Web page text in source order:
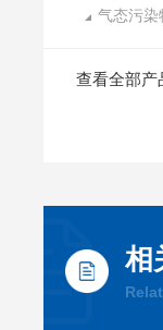
气态污染
查看全部产
相